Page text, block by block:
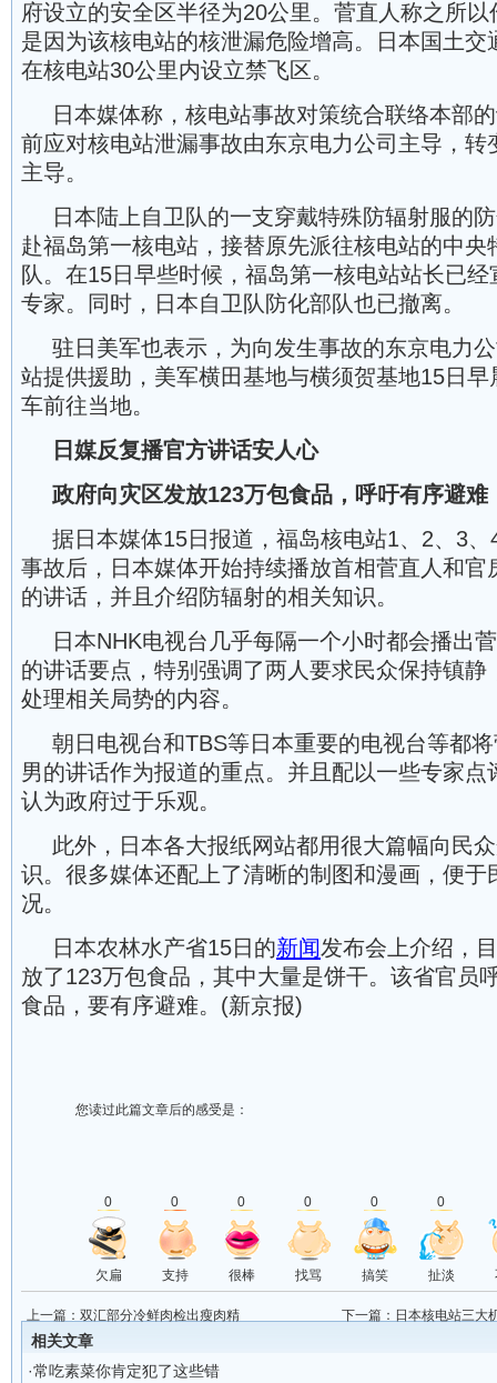
府设立的安全区半径为20公里。菅直人称之所
是因为该核电站的核泄漏危险增高。日本国土交
在核电站30公里内设立禁飞区。
日本媒体称，核电站事故对策统合联络本部
前应对核电站泄漏事故由东京电力公司主导，转
主导。
日本陆上自卫队的一支穿戴特殊防辐射服的
赴福岛第一核电站，接替原先派往核电站的中央
队。在15日早些时候，福岛第一核电站站长已
专家。同时，日本自卫队防化部队也已撤离。
驻日美军也表示，为向发生事故的东京电力
站提供援助，美军横田基地与横须贺基地15日早
车前往当地。
日媒反复播官方讲话安人心
政府向灾区发放123万包食品，呼吁有序避难
据日本媒体15日报道，福岛核电站1、2、3
事故后，日本媒体开始持续播放首相菅直人和官
的讲话，并且介绍防辐射的相关知识。
日本NHK电视台几乎每隔一个小时都会播出
的讲话要点，特别强调了两人要求民众保持镇静
处理相关局势的内容。
朝日电视台和TBS等日本重要的电视台等都
男的讲话作为报道的重点。并且配以一些专家点
认为政府过于乐观。
此外，日本各大报纸网站都用很大篇幅向民
识。很多媒体还配上了清晰的制图和漫画，便于
况。
日本农林水产省15日的新闻发布会上介绍，
放了123万包食品，其中大量是饼干。该省官员
食品，要有序避难。(新京报)
您读过此篇文章后的感受是：
0 0 0 0 0 0
欠扁 支持 很棒 找骂 搞笑 扯淡
上一篇： 双汇部分冷鲜肉检出瘦肉精 下一篇： 日本核电站三大
相关文章
·常吃素菜你肯定犯了这些错